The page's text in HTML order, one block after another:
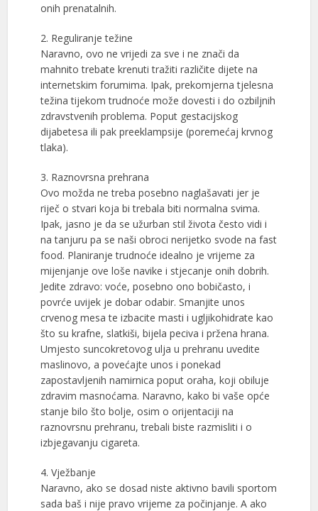
onih prenatalnih.
2. Reguliranje težine
Naravno, ovo ne vrijedi za sve i ne znači da
mahnito trebate krenuti tražiti različite dijete na
internetskim forumima. Ipak, prekomjerna tjelesna
težina tijekom trudnoće može dovesti i do ozbiljnih
zdravstvenih problema. Poput gestacijskog
dijabetesa ili pak preeklampsije (poremećaj krvnog
tlaka).
3. Raznovrsna prehrana
Ovo možda ne treba posebno naglašavati jer je
riječ o stvari koja bi trebala biti normalna svima.
Ipak, jasno je da se užurban stil života često vidi i
na tanjuru pa se naši obroci nerijetko svode na fast
food. Planiranje trudnoće idealno je vrijeme za
mijenjanje ove loše navike i stjecanje onih dobrih.
Jedite zdravo: voće, posebno ono bobičasto, i
povrće uvijek je dobar odabir. Smanjite unos
crvenog mesa te izbacite masti i ugljikohidrate kao
što su krafne, slatkiši, bijela peciva i pržena hrana.
Umjesto suncokretovog ulja u prehranu uvedite
maslinovo, a povećajte unos i ponekad
zapostavljenih namirnica poput oraha, koji obiluje
zdravim masnoćama. Naravno, kako bi vaše opće
stanje bilo što bolje, osim o orijentaciji na
raznovrsnu prehranu, trebali biste razmisliti i o
izbjegavanju cigareta.
4. Vježbanje
Naravno, ako se dosad niste aktivno bavili sportom
sada baš i nije pravo vrijeme za počinjanje. A ako